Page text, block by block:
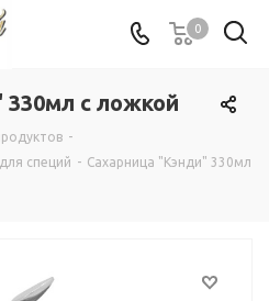
0
с ложкой
-
специй - Сахарница "Кэнди" 330мл